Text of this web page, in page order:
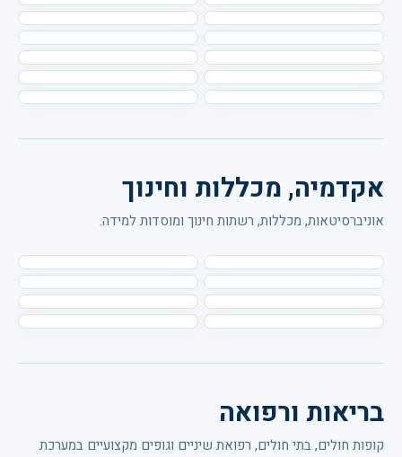
אקדמיה, מכללות וחינוך
אוניברסיטאות, מכללות, רשתות חינוך ומוסדות למידה.
בריאות ורפואה
קופות חולים, בתי חולים, רפואת שיניים וגופים מקצועיים במערכת